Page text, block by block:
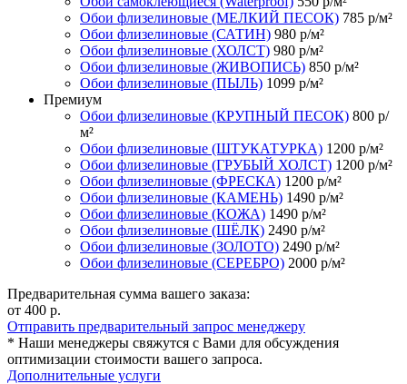
Обои флизелиновые (МЕЛКИЙ ПЕСОК) 785 р/м²
Обои флизелиновые (САТИН) 980 р/м²
Обои флизелиновые (ХОЛСТ) 980 р/м²
Обои флизелиновые (ЖИВОПИСЬ) 850 р/м²
Обои флизелиновые (ПЫЛЬ) 1099 р/м²
Премиум
Обои флизелиновые (КРУПНЫЙ ПЕСОК) 800 р/
м²
Обои флизелиновые (ШТУКАТУРКА) 1200 р/м²
Обои флизелиновые (ГРУБЫЙ ХОЛСТ) 1200 р/м²
Обои флизелиновые (ФРЕСКА) 1200 р/м²
Обои флизелиновые (КАМЕНЬ) 1490 р/м²
Обои флизелиновые (КОЖА) 1490 р/м²
Обои флизелиновые (ШЁЛК) 2490 р/м²
Обои флизелиновые (ЗОЛОТО) 2490 р/м²
Обои флизелиновые (СЕРЕБРО) 2000 р/м²
Предварительная сумма вашего заказа:
от 400 р.
Отправить предварительный запрос менеджеру
* Наши менеджеры свяжутся с Вами для обсуждения
оптимизации стоимости вашего запроса.
Дополнительные услуги